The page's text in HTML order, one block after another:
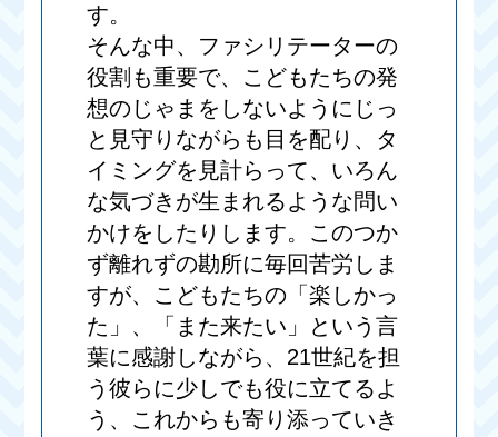
す。
そんな中、ファシリテーターの
役割も重要で、こどもたちの発
想のじゃまをしないようにじっ
と見守りながらも目を配り、タ
イミングを見計らって、いろん
な気づきが生まれるような問い
かけをしたりします。このつか
ず離れずの勘所に毎回苦労しま
すが、こどもたちの「楽しかっ
た」、「また来たい」という言
葉に感謝しながら、21世紀を担
う彼らに少しでも役に立てるよ
う、これからも寄り添っていき